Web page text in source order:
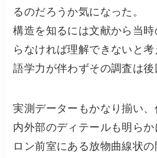
るのだろうか気になった。
構造を知るには文献から当
らなければ理解できないと
語学力が伴わずその調査は後
実測データーもかなり揃い
内外部のディテールも明ら
ロン前室にある放物曲線状